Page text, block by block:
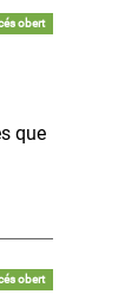
obert
que
obert